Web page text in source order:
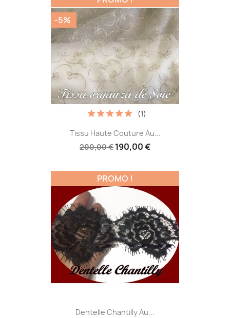
Tissu Haute Couture Au...
200,00 € 190,00 €
(1)
-5%
Dentelle Chantilly Au...
PROMO !